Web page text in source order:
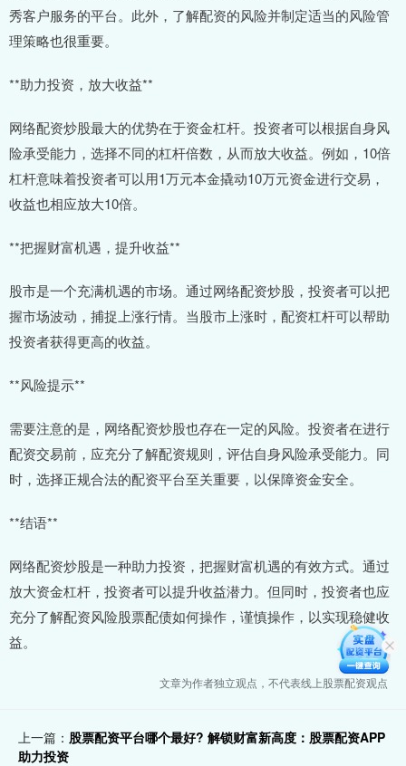
秀客户服务的平台。此外，了解配资的风险并制定适当的风险管
理策略也很重要。
**助力投资，放大收益**
网络配资炒股最大的优势在于资金杠杆。投资者可以根据自身风
险承受能力，选择不同的杠杆倍数，从而放大收益。例如，10倍
杠杆意味着投资者可以用1万元本金撬动10万元资金进行交易，
收益也相应放大10倍。
**把握财富机遇，提升收益**
股市是一个充满机遇的市场。通过网络配资炒股，投资者可以把
握市场波动，捕捉上涨行情。当股市上涨时，配资杠杆可以帮助
投资者获得更高的收益。
**风险提示**
需要注意的是，网络配资炒股也存在一定的风险。投资者在进行
配资交易前，应充分了解配资规则，评估自身风险承受能力。同
时，选择正规合法的配资平台至关重要，以保障资金安全。
**结语**
网络配资炒股是一种助力投资，把握财富机遇的有效方式。通过
放大资金杠杆，投资者可以提升收益潜力。但同时，投资者也应
充分了解配资风险股票配债如何操作，谨慎操作，以实现稳健收
益。
文章为作者独立观点，不代表线上股票配资观点
上一篇： 股票配资平台哪个最好? 解锁财富新高度：股票配资APP
助力投资